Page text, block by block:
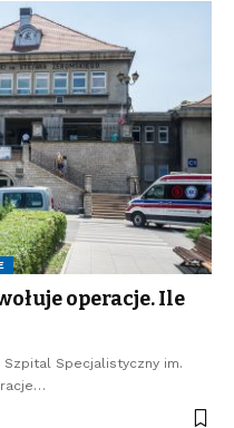
operacje. Ile
Specjalistyczny im.